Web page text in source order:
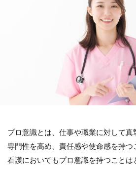
プロ意識とは、仕事や職業に対して
専門性を高め、責任感や使命感を持つ
看護においてもプロ意識を持つことは